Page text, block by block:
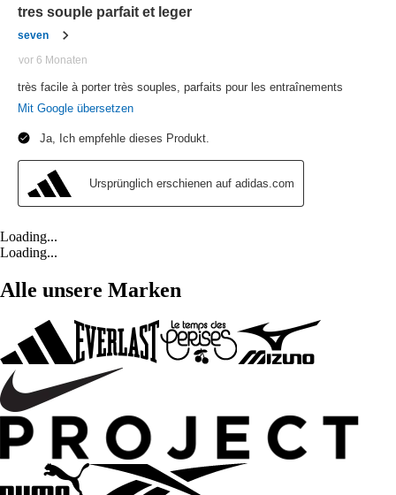
Loading...
Loading...
Alle unsere Marken